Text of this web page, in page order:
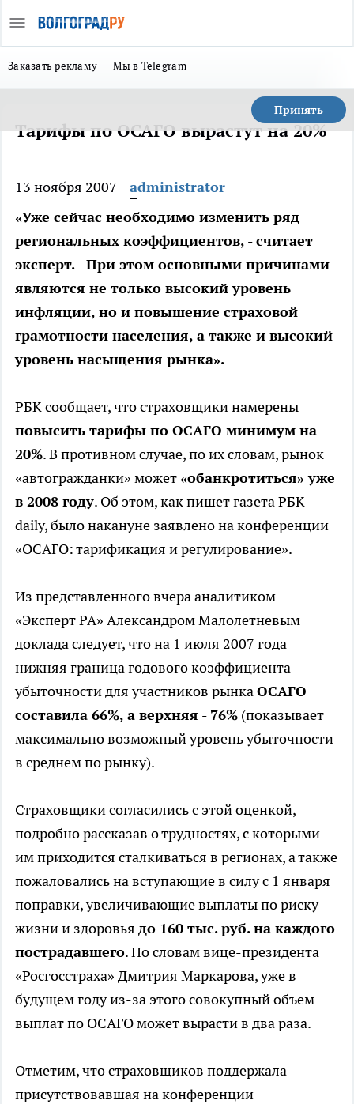
Заказать рекламу Мы в Telegram
Принять
Тарифы по ОСАГО вырастут на 20%
13 ноября 2007
administrator
«Уже сейчас необходимо изменить ряд
региональных коэффициентов, - считает
эксперт. - При этом основными причинами
являются не только высокий уровень
инфляции, но и повышение страховой
грамотности населения, а также и высокий
уровень насыщения рынка».
РБК сообщает, что страховщики намерены
повысить тарифы по ОСАГО минимум на
20%. В противном случае, по их словам, рынок
«автогражданки» может «обанкротиться» уже
в 2008 году. Об этом, как пишет газета РБК
daily, было накануне заявлено на конференции
«ОСАГО: тарификация и регулирование».
Из представленного вчера аналитиком
«Эксперт РА» Александром Малолетневым
доклада следует, что на 1 июля 2007 года
нижняя граница годового коэффициента
убыточности для участников рынкаОСАГО
составила 66%, а верхняя - 76% (показывает
максимально возможный уровень убыточности
в среднем по рынку).
Страховщики согласились с этой оценкой,
подробно рассказав о трудностях, с которыми
им приходится сталкиваться в регионах, а также
пожаловались на вступающие в силу с 1 января
поправки, увеличивающие выплаты по риску
жизни и здоровья до 160 тыс. руб. на каждого
пострадавшего. По словам вице-президента
«Росгосстраха» Дмитрия Маркарова, уже в
будущем году из-за этого совокупный объем
выплат по ОСАГО может вырасти в два раза.
Отметим, что страховщиков поддержала
присутствовавшая на конференции